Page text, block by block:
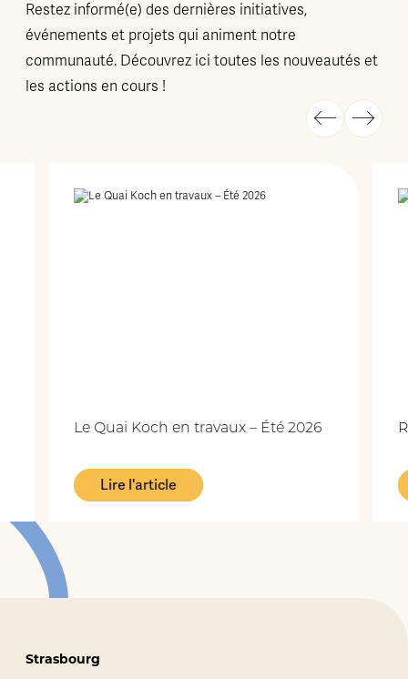
Restez informé(e) des dernières initiatives,
événements et projets qui animent notre
communauté. Découvrez ici toutes les nouveautés et
les actions en cours !
Le Quai Koch en travaux – Été 2026
Lire l'article
Strasbourg